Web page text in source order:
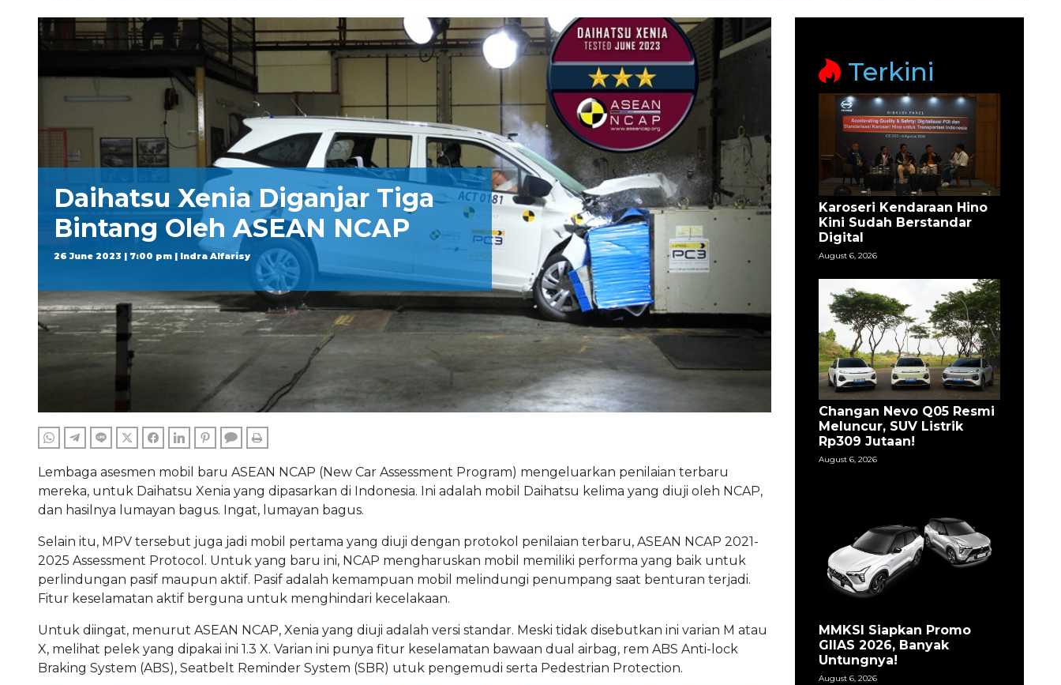
Daihatsu Xenia Diganjar Tiga
Bintang Oleh ASEAN NCAP
26 June 2023 | 7:00 pm | Indra Alfarisy
WHATSAPPTELEGRAM
LINE TWITTERFACEBOOKLINKEDINPINTERESTCOMMENTS
Lembaga asesmen mobil baru ASEAN NCAP (New Car Assessment Program) mengeluarkan penilaian terbaru
mereka, untuk Daihatsu Xenia yang dipasarkan di Indonesia. Ini adalah mobil Daihatsu kelima yang diuji oleh NCAP,
dan hasilnya lumayan bagus. Ingat, lumayan bagus.
Selain itu, MPV tersebut juga jadi mobil pertama yang diuji dengan protokol penilaian terbaru, ASEAN NCAP 2021-
2025 Assessment Protocol. Untuk yang baru ini, NCAP mengharuskan mobil memiliki performa yang baik untuk
perlindungan pasif maupun aktif. Pasif adalah kemampuan mobil melindungi penumpang saat benturan terjadi.
Fitur keselamatan aktif berguna untuk menghindari kecelakaan.
Untuk diingat, menurut ASEAN NCAP, Xenia yang diuji adalah versi standar. Meski tidak disebutkan ini varian M atau
X, melihat pelek yang dipakai ini 1.3 X. Varian ini punya fitur keselamatan bawaan dual airbag, rem ABS Anti-lock
Braking System (ABS), Seatbelt Reminder System (SBR) utuk pengemudi serta Pedestrian Protection.
Terkini
Karoseri Kendaraan Hino
Kini Sudah Berstandar
Digital
August 6, 2026
Changan Nevo Q05 Resmi
Meluncur, SUV Listrik
Rp309 Jutaan!
August 6, 2026
MMKSI Siapkan Promo
GIIAS 2026, Banyak
Untungnya!
August 6, 2026